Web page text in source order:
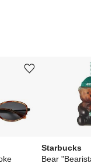
Ürünü istek listesine ekle veya listeden çıkar
Starbucks